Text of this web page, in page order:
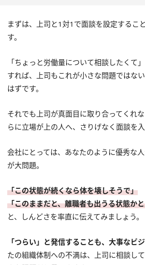
まずは、上司と1対1で面談を設定するこ
す。
「ちょっと労働量について相談したくて
すれば、上司もこれが小さな問題ではな
はずです。
それでも上司が真面目に取り合ってくれ
らに立場が上の人へ、さりげなく面談を入
会社にとっては、あなたのように優秀な
が大問題。
「この状態が続くなら体を壊しそうで」
「このままだと、離職者も出うる状態か
と、しんどさを率直に伝えてみましょう。
「つらい」と発信することも、大事なビジ
たの組織体制への不満は、上司に相談し